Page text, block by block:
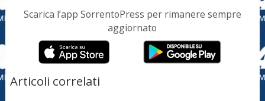
Scarica l’app SorrentoPress per rimanere sempre
aggiornato
Articoli correlati